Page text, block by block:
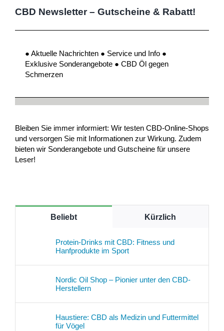
CBD Newsletter – Gutscheine & Rabatt!
● Aktuelle Nachrichten ● Service und Info ●
Exklusive Sonderangebote ● CBD Öl gegen
Schmerzen
Bleiben Sie immer informiert: Wir testen CBD-Online-Shops
und versorgen Sie mit Informationen zur Wirkung. Zudem
bieten wir Sonderangebote und Gutscheine für unsere
Leser!
Beliebt Kürzlich
Protein-Drinks mit CBD: Fitness und
Hanfprodukte im Sport
Nordic Oil Shop – Pionier unter den CBD-
Herstellern
Haustiere: CBD als Medizin und Futtermittel
für Vögel